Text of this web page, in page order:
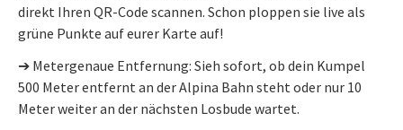
direkt Ihren QR-Code scannen. Schon ploppen sie live als
grüne Punkte auf eurer Karte auf!
➔ Metergenaue Entfernung: Sieh sofort, ob dein Kumpel
500 Meter entfernt an der Alpina Bahn steht oder nur 10
Meter weiter an der nächsten Losbude wartet.